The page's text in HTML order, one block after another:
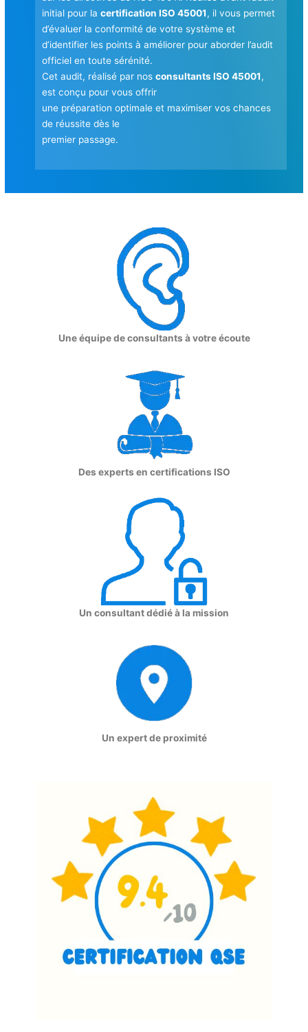
initial pour lacertification ISO 45001, il vous permet
d’évaluer la conformité de votre système et
d’identifier les points à améliorer pour aborder l’audit
officiel en toute sérénité.
Cet audit, réalisé par nosconsultants ISO 45001,
est conçu pour vous offrir
une préparation optimale et maximiser vos chances
de réussite dès le
premier passage.
Une équipe de consultants à votre écoute
Des experts en certifications ISO
Un consultant dédié à la mission
Un expert de proximité